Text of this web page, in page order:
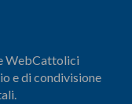
WebCattolici
e di condivisione